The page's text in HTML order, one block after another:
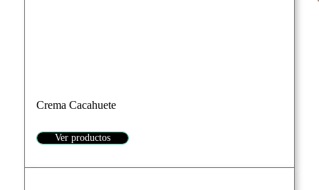
Crema Cacahuete
Ver productos